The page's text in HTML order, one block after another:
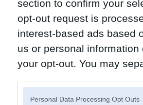
section to confirm your
opt-out request is
interest-based ads based
us or personal
your opt-out. You may
Personal Data Processing Opt Outs